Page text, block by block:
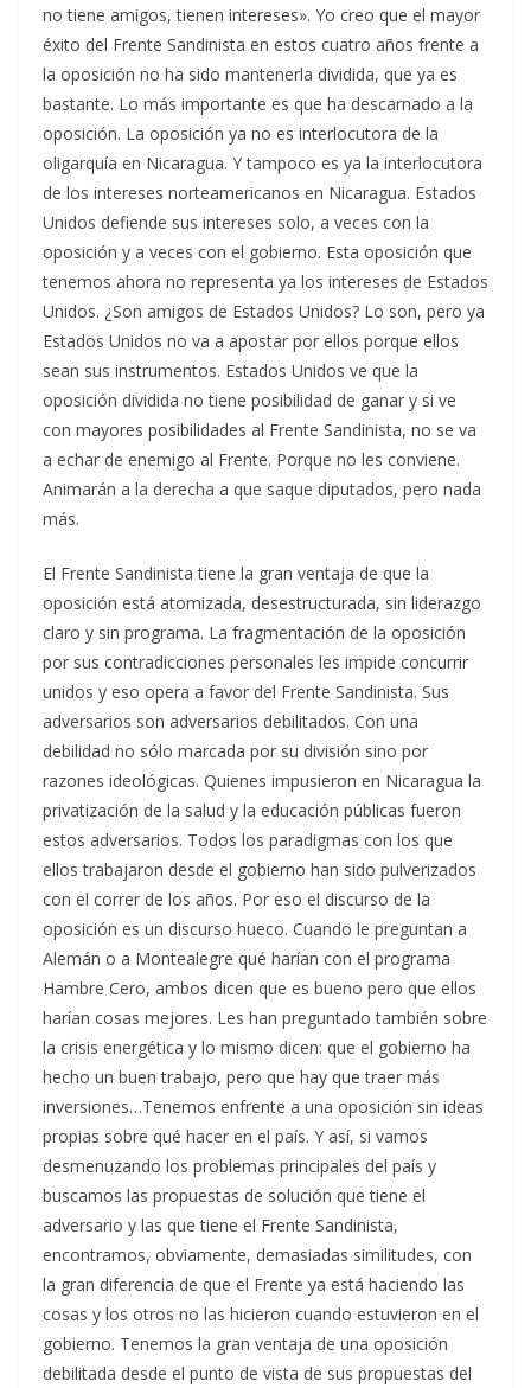
no tiene amigos, tienen intereses». Yo creo que el mayor
éxito del Frente Sandinista en estos cuatro años frente a
la oposición no ha sido mantenerla dividida, que ya es
bastante. Lo más importante es que ha descarnado a la
oposición. La oposición ya no es interlocutora de la
oligarquía en Nicaragua. Y tampoco es ya la interlocutora
de los intereses norteamericanos en Nicaragua. Estados
Unidos defiende sus intereses solo, a veces con la
oposición y a veces con el gobierno. Esta oposición que
tenemos ahora no representa ya los intereses de Estados
Unidos. ¿Son amigos de Estados Unidos? Lo son, pero ya
Estados Unidos no va a apostar por ellos porque ellos
sean sus instrumentos. Estados Unidos ve que la
oposición dividida no tiene posibilidad de ganar y si ve
con mayores posibilidades al Frente Sandinista, no se va
a echar de enemigo al Frente. Porque no les conviene.
Animarán a la derecha a que saque diputados, pero nada
más.
El Frente Sandinista tiene la gran ventaja de que la
oposición está atomizada, desestructurada, sin liderazgo
claro y sin programa. La fragmentación de la oposición
por sus contradicciones personales les impide concurrir
unidos y eso opera a favor del Frente Sandinista. Sus
adversarios son adversarios debilitados. Con una
debilidad no sólo marcada por su división sino por
razones ideológicas. Quienes impusieron en Nicaragua la
privatización de la salud y la educación públicas fueron
estos adversarios. Todos los paradigmas con los que
ellos trabajaron desde el gobierno han sido pulverizados
con el correr de los años. Por eso el discurso de la
oposición es un discurso hueco. Cuando le preguntan a
Alemán o a Montealegre qué harían con el programa
Hambre Cero, ambos dicen que es bueno pero que ellos
harían cosas mejores. Les han preguntado también sobre
la crisis energética y lo mismo dicen: que el gobierno ha
hecho un buen trabajo, pero que hay que traer más
inversiones…Tenemos enfrente a una oposición sin ideas
propias sobre qué hacer en el país. Y así, si vamos
desmenuzando los problemas principales del país y
buscamos las propuestas de solución que tiene el
adversario y las que tiene el Frente Sandinista,
encontramos, obviamente, demasiadas similitudes, con
la gran diferencia de que el Frente ya está haciendo las
cosas y los otros no las hicieron cuando estuvieron en el
gobierno. Tenemos la gran ventaja de una oposición
debilitada desde el punto de vista de sus propuestas del